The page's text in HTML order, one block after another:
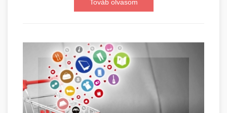
Továb olvasom